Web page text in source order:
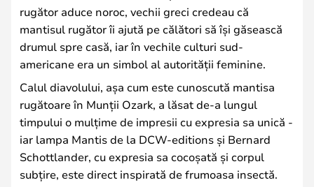
rugător aduce noroc, vechii greci credeau că
mantisul rugător îi ajută pe călători să își găsească
drumul spre casă, iar în vechile culturi sud-
americane era un simbol al autorității feminine.
Calul diavolului, așa cum este cunoscută mantisa
rugătoare în Munții Ozark, a lăsat de-a lungul
timpului o mulțime de impresii cu expresia sa unică -
iar lampa Mantis de la DCW-editions și Bernard
Schottlander, cu expresia sa cocoșată și corpul
subțire, este direct inspirată de frumoasa insectă.